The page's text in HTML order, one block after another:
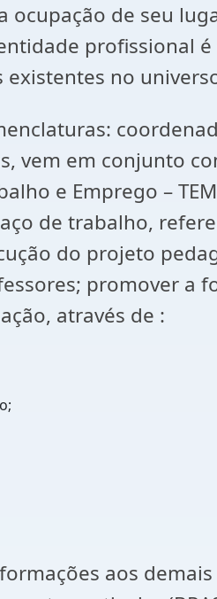
de seu
profissional
no
vem em conjunto
e Emprego –
de trabalho,
do projeto
promover a
através de :
aos